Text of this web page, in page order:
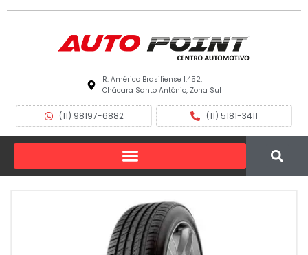
R. Américo Brasiliense 1.452,
Chácara Santo Antônio, Zona Sul
(11) 98197-6882 (11) 5181-3411